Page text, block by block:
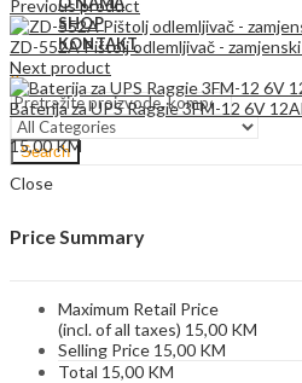
SHOP
KONTAKT
0
Search
Previous product
ZD-552A Pištolj odlemljivač - zamjenski
Next product
Baterija za UPS Raggie 3FM-12 6V
15,00KM
Close
Price Summary
Maximum Retail Price
(incl. of all taxes) 15,00 KM
Selling Price 15,00 KM
Total 15,00 KM